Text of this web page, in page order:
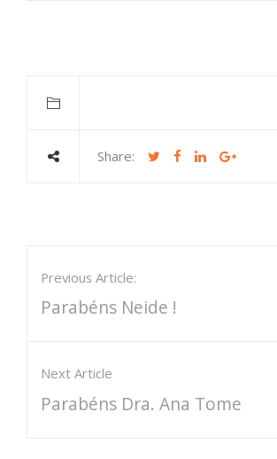
Share:
Previous Article:
Parabéns Neide !
Next Article
Parabéns Dra. Ana Tome